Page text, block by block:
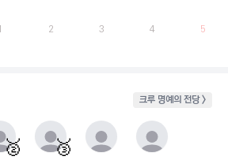
2 3 4 5
크루 명예의 전당 >
지 가장 클라이밍 시간이 많은 유저를 실시간으로 반영.
처리방식 : 클라이밍 횟수가 많은 순
🥈 🥉